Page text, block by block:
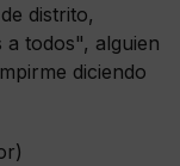
distrito,
a todos", alguien
diciendo